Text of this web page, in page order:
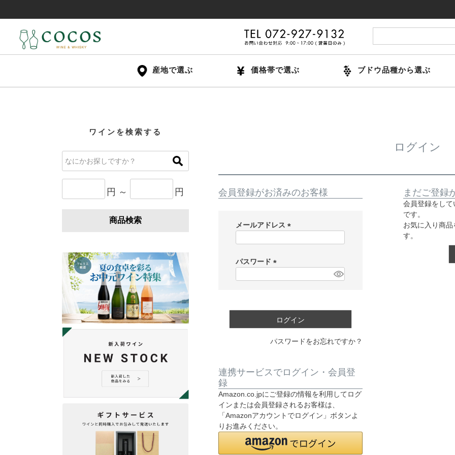
産地で選ぶ 価格帯で選ぶ ブドウ品種から選ぶ
ワインを検索する
円 ～ 円
商品検索
ログイン
会員登録がお済みのお客様
メールアドレス
)
パスワード
ログイン
パスワードをお忘れですか？
連携サービスでログイン・会員登
録
Amazon.co.jpにご登録の情報を利用してログ
インまたは会員登録されるお客様は、
「Amazonアカウントでログイン」ボタンよ
りお進みください。
まだご登録
会員登録をし
です。
お気に入り商
す。